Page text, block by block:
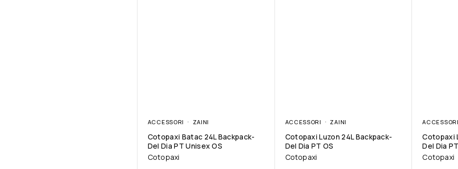
ACCESSORI ZAINI
Cotopaxi Batac 24L Backpack-
Del Dia PT Unisex OS
Cotopaxi
ACCESSORI ZAINI
Cotopaxi Luzon 24L Backpack-
Del Dia PT OS
Cotopaxi
Cotopaxi
Del Dia
Cotopaxi